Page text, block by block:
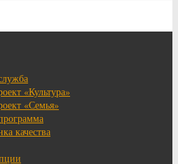
«Культура»
«Семья»
качества